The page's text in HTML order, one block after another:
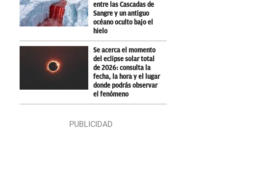
entre las Cascadas de
Sangre y un antiguo
océano oculto bajo el
hielo
Se acerca el momento
del eclipse solar total
de 2026: consulta la
fecha, la hora y el lugar
donde podrás observar
el fenómeno